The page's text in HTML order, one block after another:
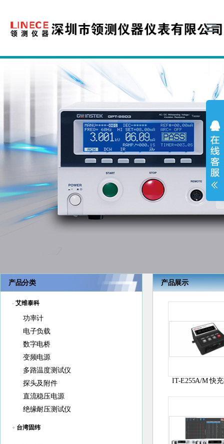
产品分类
- 艾维泰科
功率计
电子负载
数字电桥
变频电源
多路温度测试仪
探头及附件
直流稳压电源
绝缘耐压测试仪
+ 台湾固纬
产品展示
IT-E255A/M 快